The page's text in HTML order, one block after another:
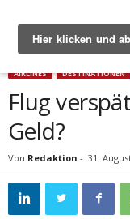
Start Airlines Flug
AIRLINES DESTINATIONEN
Flug
Geld?
Von Redaktion - 31.